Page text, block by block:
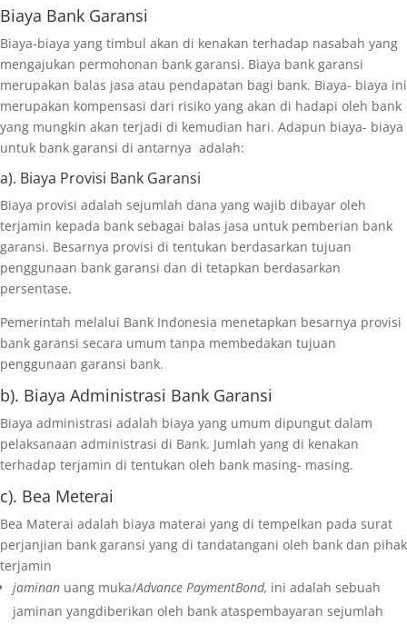
Biaya Bank Garansi
Biaya-biaya yang timbul akan di kenakan terhadap nasabah yang
mengajukan permohonan bank garansi. Biaya bank garansi
merupakan balas jasa atau pendapatan bagi bank. Biaya- biaya ini
merupakan kompensasi dari risiko yang akan di hadapi oleh bank
yang mungkin akan terjadi di kemudian hari. Adapun biaya- biaya
untuk bank garansi di antarnya adalah:
a). Biaya Provisi Bank Garansi
Biaya provisi adalah sejumlah dana yang wajib dibayar oleh
terjamin kepada bank sebagai balas jasa untuk pemberian bank
garansi. Besarnya provisi di tentukan berdasarkan tujuan
penggunaan bank garansi dan di tetapkan berdasarkan
persentase.
Pemerintah melalui Bank Indonesia menetapkan besarnya provisi
bank garansi secara umum tanpa membedakan tujuan
penggunaan garansi bank.
b). Biaya Administrasi Bank Garansi
Biaya administrasi adalah biaya yang umum dipungut dalam
pelaksanaan administrasi di Bank. Jumlah yang di kenakan
terhadap terjamin di tentukan oleh bank masing- masing.
c). Bea Meterai
Bea Materai adalah biaya materai yang di tempelkan pada surat
perjanjian bank garansi yang di tandatangani oleh bank dan pihak
terjamin
jaminan uang muka/Advance PaymentBond, ini adalah sebuah
jaminan yangdiberikan oleh bank ataspembayaran sejumlah